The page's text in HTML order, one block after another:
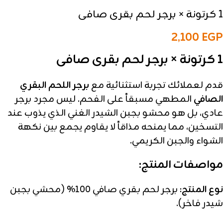
1 كرتونة × برجر لحم بقرى صافى
2,100 EGP
1 كرتونة × برجر لحم بقرى صافى
قدم لعملائك تجربة استثنائية مع برجر اللحم البقري
الصافي المطهي مسبقاً على الفحم. ليس مجرد برجر
عادي، بل هو محشو بجبن الشيدر الغني الذي يذوب عند
التسخين، مما يمنحه مذاقاً لا يقاوم يجمع بين نكهة
الشواء والجبن الكريمي.
مواصفات المنتج:
نوع المنتج:
برجر لحم بقري صافي 100% (محشي بجبن
شيدر فاخر).